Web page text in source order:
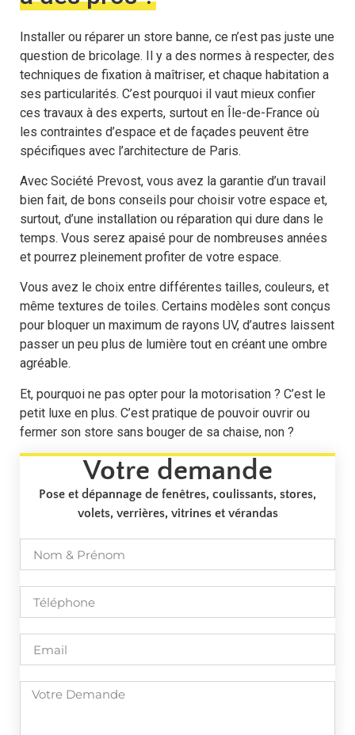
Installer ou réparer un store banne, ce n’est pas juste une
question de bricolage. Il y a des normes à respecter, des
techniques de fixation à maîtriser, et chaque habitation a
ses particularités. C’est pourquoi il vaut mieux confier
ces travaux à des experts, surtout en Île-de-France où
les contraintes d’espace et de façades peuvent être
spécifiques avec l’architecture de Paris.
Avec Société Prevost, vous avez la garantie d’un travail
bien fait, de bons conseils pour choisir votre espace et,
surtout, d’une installation ou réparation qui dure dans le
temps. Vous serez apaisé pour de nombreuses années
et pourrez pleinement profiter de votre espace.
Vous avez le choix entre différentes tailles, couleurs, et
même textures de toiles. Certains modèles sont conçus
pour bloquer un maximum de rayons UV, d’autres laissent
passer un peu plus de lumière tout en créant une ombre
agréable.
Et, pourquoi ne pas opter pour la motorisation ? C’est le
petit luxe en plus. C’est pratique de pouvoir ouvrir ou
fermer son store sans bouger de sa chaise, non ?
Votre demande
Pose et dépannage de fenêtres, coulissants, stores,
volets, verrières, vitrines et vérandas